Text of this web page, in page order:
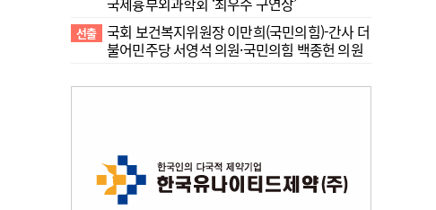
선출 국회 보건복지위원장 이만희(국민의힘)-간사 더
불어민주당 서영석 의원·국민의힘 백종헌 의원